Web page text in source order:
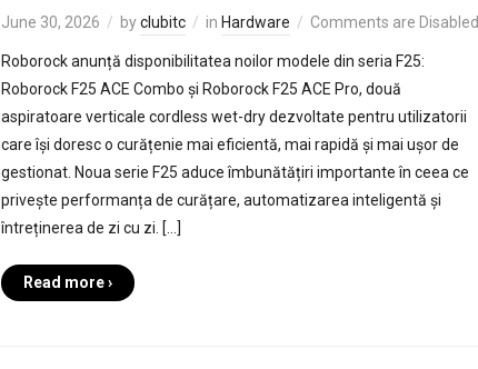
June 30, 2026 byclubitc in Hardware Comments are Disabled
Roborock anunță disponibilitatea noilor modele din seria F25:
Roborock F25 ACE Combo și Roborock F25 ACE Pro, două
aspiratoare verticale cordless wet-dry dezvoltate pentru utilizatorii
care își doresc o curățenie mai eficientă, mai rapidă și mai ușor de
gestionat. Noua serie F25 aduce îmbunătățiri importante în ceea ce
privește performanța de curățare, automatizarea inteligentă și
întreținerea de zi cu zi. […]
Read more ›